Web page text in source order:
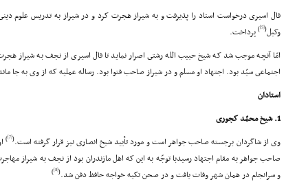
فال اسیرى درخواست استاد را پذیرفت و به شیراز هجرت کرد و در شیراز به تدریس علوم
وکیل(
[5]
)پرداخت.
امّا آنچه موجب شد که شیخ حبیب الله رشتى اصرار نماید تا فال اسیرى از نجف به شیراز
اجتماعى سیّد بود. اجتهاد او مسلم و در شیراز صاحب فتوا بود. رساله عملیه که از وى به جا
استادان
1. شیخ محمّد کجورى
وى از شاگردان برجسته صاحب جواهر است و مورد تأیید شیخ انصارى نیز قرار گرفته است.(
[7]
)
صاحب جواهر به مقام اجتهاد رسیدبا توجّه به این که اهل مازندران بود از نجف به شیراز
و سرانجام در همان شهر وفات یافت و در صحن تکیه خواجه حافظ دفن شد.(
[8]
)